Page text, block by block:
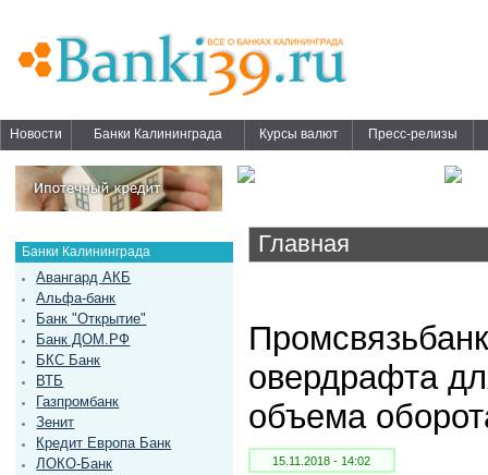
Новости Банки Калининграда Курсы валют Пресс-релизы
Банки Калининграда
Авангард АКБ
Альфа-банк
Банк "Открытие"
Банк ДОМ.РФ
БКС Банк
ВТБ
Газпромбанк
Зенит
Кредит Европа Банк
ЛОКО-Банк
Главная
овердрафта
объема
15.11.2018 - 14:02